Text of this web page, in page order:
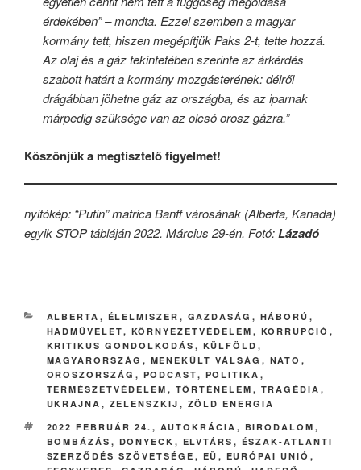
érdekében” – mondta. Ezzel szemben a magyar
kormány tett, hiszen megépítjük Paks 2-t, tette hozzá.
Az olaj és a gáz tekintetében szerinte az árkérdés
szabott határt a kormány mozgásterének: délről
drágábban jöhetne gáz az országba, és az iparnak
márpedig szüksége van az olcsó orosz gázra.”
Köszönjük a megtisztelő figyelmet!
nyitókép: “Putin” matrica Banff városának (Alberta, Kanada)
egyik STOP tábláján 2022. Március 29-én. Fotó:Lázadó
CATEGORIES
ALBERTA , ÉLELMISZER , GAZDASÁG , HÁBORÚ ,
HADMŰVELET, KÖRNYEZETVÉDELEM , KORRUPCIÓ ,
KRITIKUS GONDOLKODÁS , KÜLFÖLD ,
MAGYARORSZÁG , MENEKÜLT VÁLSÁG , NATO ,
OROSZORSZÁG , PODCAST, POLITIKA ,
TERMÉSZETVÉDELEM , TÖRTÉNELEM , TRAGÉDIA ,
UKRAJNA , ZELENSZKIJ , ZÖLD ENERGIA
TAGS
2022 FEBRUÁR 24. , AUTOKRÁCIA , BIRODALOM ,
BOMBÁZÁS , DONYECK , ELVTÁRS , ÉSZAK-ATLANTI
SZERZŐDÉS SZÖVETSÉGE , EÜ , EURÓPAI UNIÓ ,